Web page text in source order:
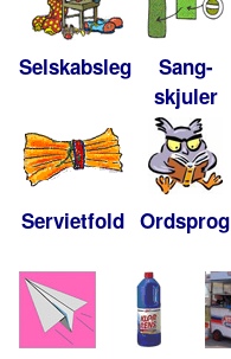
Selskabsleg
Sang-
skjuler
Servietfold Ordsprog